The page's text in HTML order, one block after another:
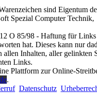
sind Eigentum
Spezial Computer Technik,
O 85/98 - Haftung für
hat. Dieses kann nur
Inhalten, aller gelinkten
Links.
Plattform zur Online-
.
Datenschutz